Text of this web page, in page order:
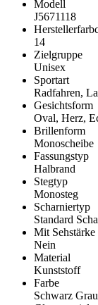
Modell
J5671118
14
Zielgruppe
Unisex
Sportart
Radfahren,
Gesichtsform
Oval, Herz,
Brillenform
Monoscheibe
Fassungstyp
Halbrand
Stegtyp
Monosteg
Scharniertyp
Standard
Mit Sehstärke
Nein
Material
Kunststoff
Farbe
Schwarz Grau